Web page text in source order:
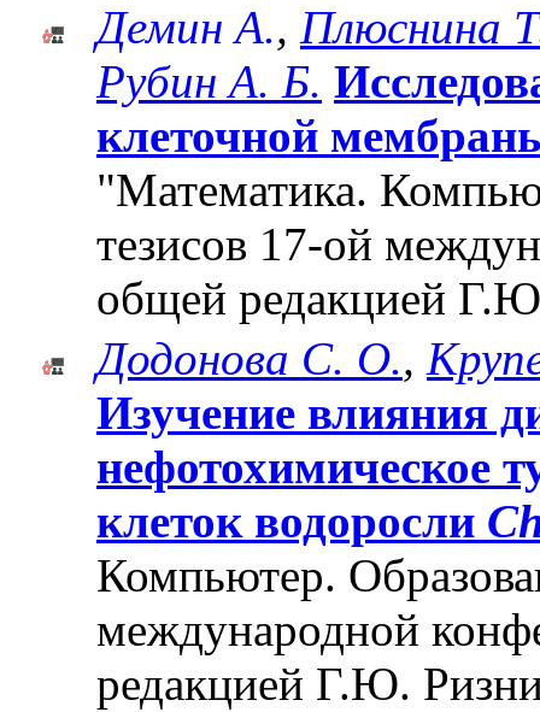
Демин А., Плюснина
Рубин А. Б.
клеточной
"Математика.
тезисов 17-ой
общей редакцией
Додонова С. О.,
Изучение влияния
нефотохимическое
клеток водоросли
Компьютер.
международной
редакцией Г.Ю.